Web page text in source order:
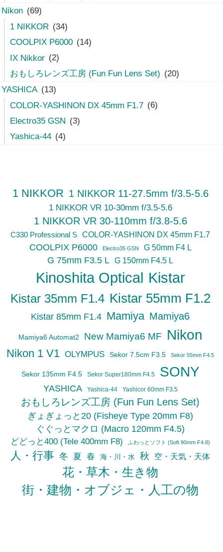
Nikon (69)
1 NIKKOR (34)
COOLPIX P6000 (14)
IX Nikkor (2)
おもしろレンズ工房 (Fun Fun Lens Set) (20)
YASHICA (13)
COLOR-YASHINON DX 45mm F1.7 (6)
Electro35 GSN (3)
Yashica-44 (4)
1 NIKKOR 1 NIKKOR 11-27.5mm f/3.5-5.6
1 NIKKOR VR 10-30mm f/3.5-5.6
1 NIKKOR VR 30-110mm f/3.8-5.6
C330 Professional S COLOR-YASHINON DX 45mm F1.7
COOLPIX P6000 Electro35 GSN G 50mm F4 L
G 75mm F3.5 L G 150mm F4.5 L
Kinoshita Optical Kistar
Kistar 35mm F1.4 Kistar 55mm F1.2
Kistar 85mm F1.4 Mamiya Mamiya6
Mamiya6 Automat2 New Mamiya6 MF Nikon
Nikon 1 V1 OLYMPUS Sekor 7.5cm F3.5 Sekor 55mm F4.5
Sekor 135mm F4.5 Sekor Super180mm F4.5 SONY
YASHICA Yashica-44 Yashicor 60mm F3.5
おもしろレンズ工房 (Fun Fun Lens Set)
ぎょぎょっと20 (Fisheye Type 20mm F8)
ぐぐっとマクロ (Macro 120mm F4.5)
どどっと400 (Tele 400mm F8) ふわっとソフト (Soft 90mm F4.8)
人・行事 冬 夏 春 海・川・水 秋 空・天気・天体
花・草木・生き物
街・建物・オブジェ・人工の物